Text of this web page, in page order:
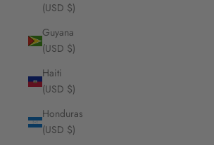
(USD $)
Guyana
(USD $)
Haiti
(USD $)
Honduras
(USD $)